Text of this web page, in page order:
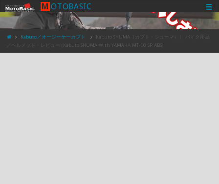
M OTOBASIC
Kabuto／オージーケーカブト
Kabuto SHUMA（カブト・シューマ）） バイク用品
／ヘルメット・レビュー (Kabuto SHUMA With YAMAHA MT-10 SP ABS)